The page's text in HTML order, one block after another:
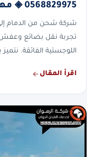
0568829975 ◈ مهارة النقل العابر
شركة شحن من الدمام
تجربة نقل بضائع وعفش
اللوجستية الفائقة.
اقرأ المقال